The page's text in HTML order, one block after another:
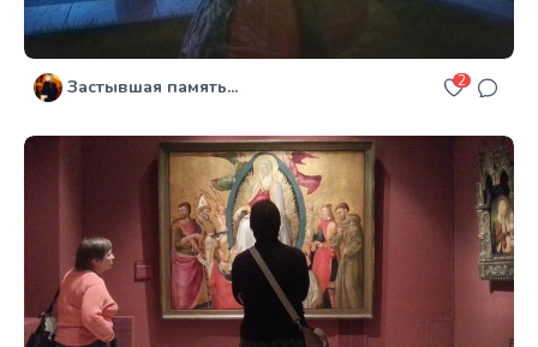
Застывшая память... 2